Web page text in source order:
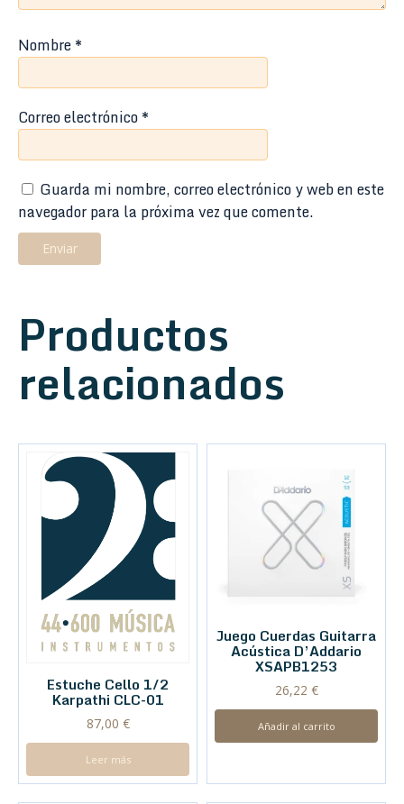
Nombre*
Correo electrónico*
Guarda mi nombre, correo electrónico y web en este
navegador para la próxima vez que comente.
Productos
relacionados
Estuche Cello 1/2
Karpathi CLC-01
87,00 €
Leer más
Juego Cuerdas Guitarra
Acústica D’Addario
XSAPB1253
26,22 €
Añadir al carrito